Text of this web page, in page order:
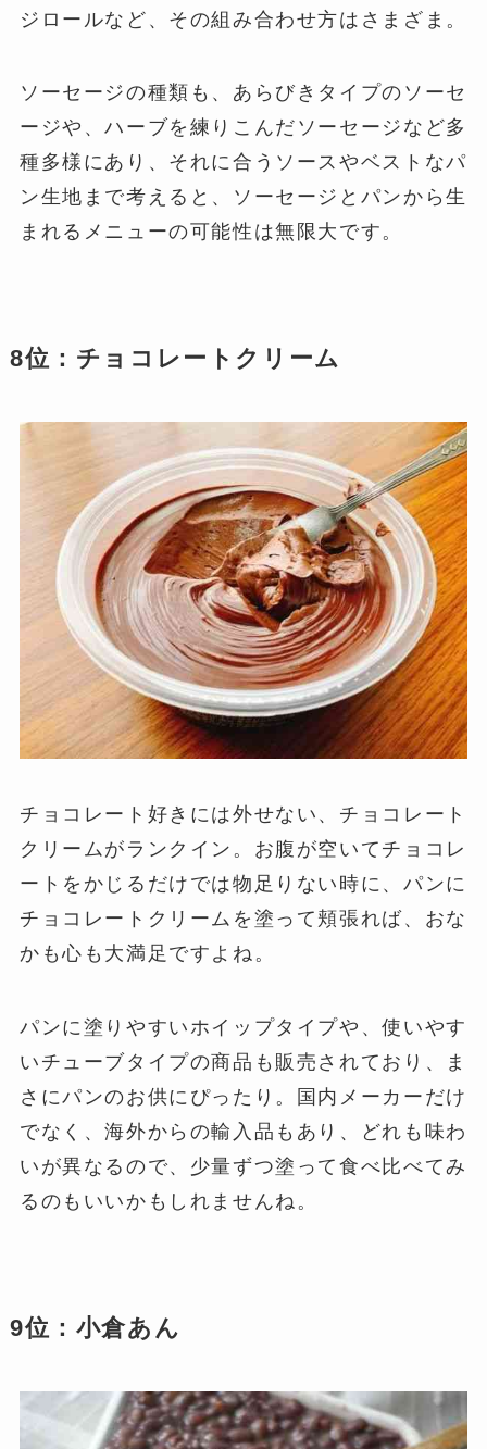
ジロールなど、その組み合わせ方はさまざま。
ソーセージの種類も、あらびきタイプのソーセ
ージや、ハーブを練りこんだソーセージなど多
種多様にあり、それに合うソースやベストなパ
ン生地まで考えると、ソーセージとパンから生
まれるメニューの可能性は無限大です。
8位：チョコレートクリーム
チョコレート好きには外せない、チョコレート
クリームがランクイン。お腹が空いてチョコレ
ートをかじるだけでは物足りない時に、パンに
チョコレートクリームを塗って頬張れば、おな
かも心も大満足ですよね。
パンに塗りやすいホイップタイプや、使いやす
いチューブタイプの商品も販売されており、ま
さにパンのお供にぴったり。国内メーカーだけ
でなく、海外からの輸入品もあり、どれも味わ
いが異なるので、少量ずつ塗って食べ比べてみ
るのもいいかもしれませんね。
9位：小倉あん